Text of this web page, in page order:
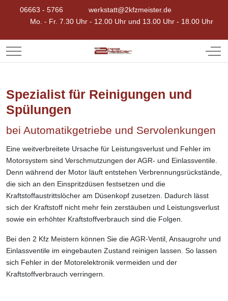
06663 - 5766
werkstatt@2kfzmeister.de
Mo. - Fr. 7.30 Uhr - 12.00 Uhr und 13.00 Uhr - 18.00 Uhr
Mobile Menu Toggle Off-
Spezialist für Reinigungen und
Spülungen
bei Automatikgetriebe und Servolenkungen
Eine weitverbreitete Ursache für Leistungsverlust und Fehler im
Motorsystem sind Verschmutzungen der AGR- und Einlassventile.
Denn während der Motor läuft entstehen Verbrennungsrückstände,
die sich an den Einspritzdüsen festsetzen und die
Kraftstoffaustrittslöcher am Düsenkopf zusetzen. Dadurch lässt
sich der Kraftstoff nicht mehr fein zerstäuben und Leistungsverlust
sowie ein erhöhter Kraftstoffverbrauch sind die Folgen.
Bei den 2 Kfz Meistern können Sie die AGR-Ventil, Ansaugrohr und
Einlassventile im eingebauten Zustand reinigen lassen. So lassen
sich Fehler in der Motorelektronik vermeiden und der
Kraftstoffverbrauch verringern.